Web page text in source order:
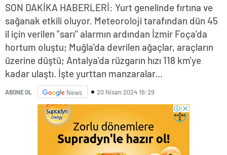
SON DAKİKA HABERLERİ: Yurt genelinde fırtına ve
sağanak etkili oluyor. Meteoroloji tarafından dün 45
il için verilen "sarı" alarmın ardından İzmir Foça'da
hortum oluştu; Muğla'da devrilen ağaçlar, araçların
üzerine düştü; Antalya'da rüzgarın hızı 118 km'ye
kadar ulaştı. İşte yurttan manzaralar...
ABONE OL News 20 Nisan 2024 16:29